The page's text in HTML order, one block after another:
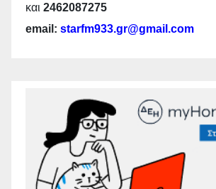
και 2462087275
email: starfm933.gr@gmail.com